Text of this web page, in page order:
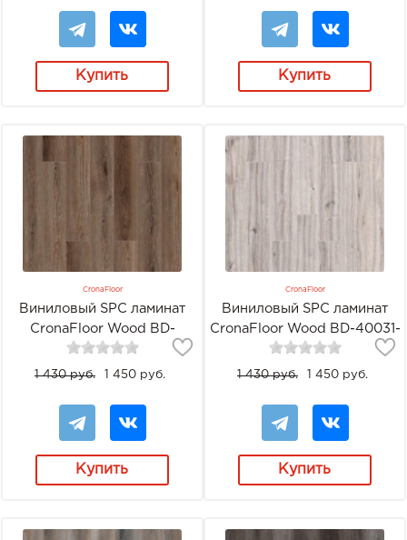
Купить Купить
CronaFloor
Виниловый SPC ламинат
CronaFloor Wood BD-
40030-5 Дуб Регин
1 430 руб. 1 450 руб.
Купить
CronaFloor
Виниловый SPC ламинат
CronaFloor Wood BD-40031-
1 Дуб Тиват
1 430 руб. 1 450 руб.
Купить